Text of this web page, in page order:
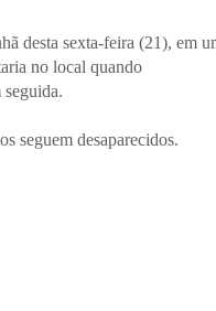
desta sexta-feira (21), em
no local quando
seguem desaparecidos.